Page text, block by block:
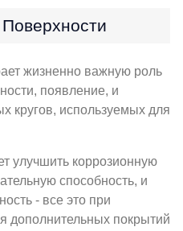
жизненно важную роль
появление, и
кругов, используемых для
улучшить коррозионную
способность, и
- все это при
дополнительных покрытий